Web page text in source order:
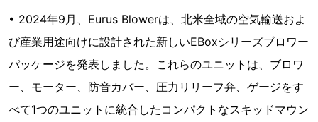
• 2024年9月、Eurus Blowerは、北米全域の空気輸送およ
び産業用途向けに設計された新しいEBoxシリーズブロワー
パッケージを発表しました。これらのユニットは、ブロワ
ー、モーター、防音カバー、圧力リリーフ弁、ゲージをす
べて1つのユニットに統合したコンパクトなスキッドマウン